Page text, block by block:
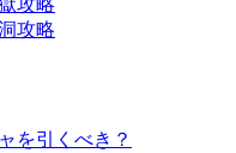
攻略
攻略
を引くべき？